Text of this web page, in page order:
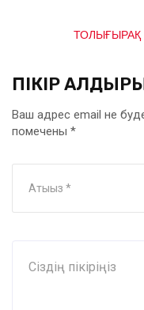
ПІКІР
Ваш адрес email не
помечены *